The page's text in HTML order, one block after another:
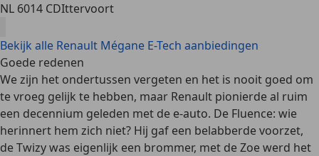
NL 6014 CDIttervoort
Bekijk alle Renault Mégane E-Tech aanbiedingen
Goede redenen
We zijn het ondertussen vergeten en het is nooit goed om
te vroeg gelijk te hebben, maar Renault pionierde al ruim
een decennium geleden met de e-auto. De Fluence: wie
herinnert hem zich niet? Hij gaf een belabberde voorzet,
de Twizy was eigenlijk een brommer, met de Zoe werd het